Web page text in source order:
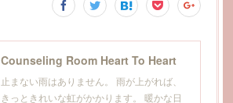
Counseling Room Heart To Heart
止まない雨はありません。 雨が上がれば、
きっときれいな虹がかかります。 暖かな日